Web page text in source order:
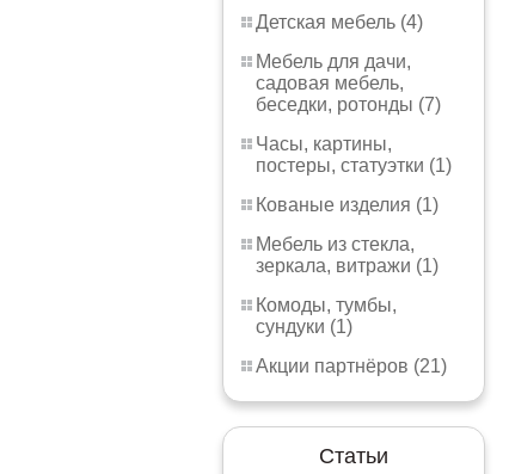
Детская мебель (4)
Мебель для дачи,
садовая мебель,
беседки, ротонды (7)
Часы, картины,
постеры, статуэтки (1)
Кованые изделия (1)
Мебель из стекла,
зеркала, витражи (1)
Комоды, тумбы,
сундуки (1)
Акции партнёров (21)
Статьи